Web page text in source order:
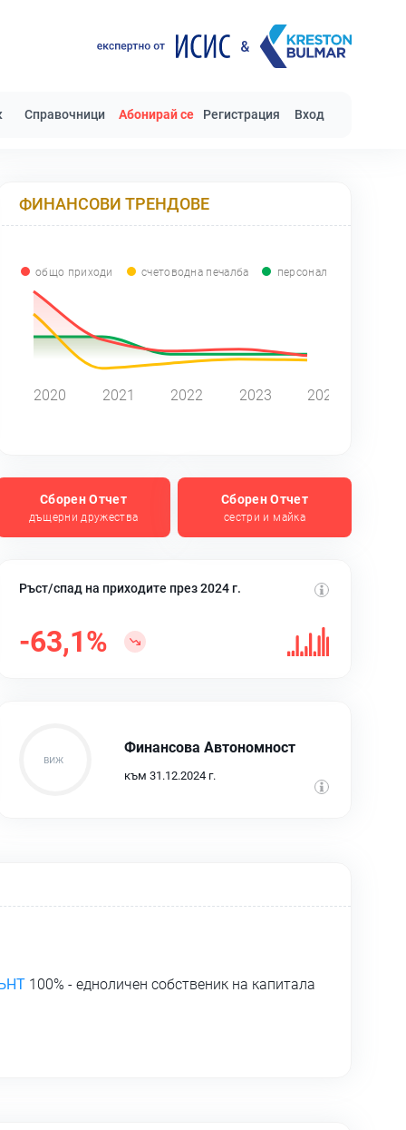
Справочници Абонирай се Регистрация Вход
ФИНАНСОВИ ТРЕНДОВЕ
общо приходи счетоводна печалба персонал
2020 2021 2022 2023 2024
Сборен Отчет
дъщерни дружества
Сборен Отчет
сестри и майка
Ръст/спад на приходите през 2024 г.
-63,1%
Финансова Автономност
към 31.12.2024 г.
100% - едноличен собственик на капитала